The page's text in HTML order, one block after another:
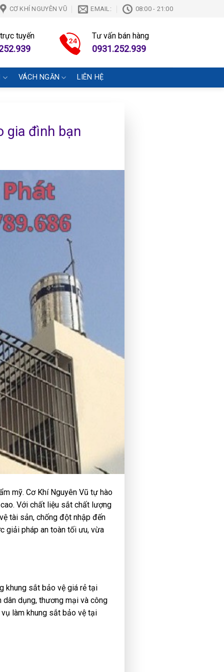
CƠ KHÍ NGUYÊN VŨ EMAIL: 08:00 - 21:00
tuyến Tư vấn bán hàng
0931.252.939
VÁCH NGĂN LIÊN HỆ
gia đình bạn
mỹ. Cơ Khí Nguyên Vũ tự hào
Với chất liệu sắt chất lượng
tài sản, chống đột nhập đến
giải pháp an toàn tối ưu, vừa
khung sắt bảo vệ giá rẻ tại
dân dụng, thương mại và công
làm khung sắt bảo vệ tại